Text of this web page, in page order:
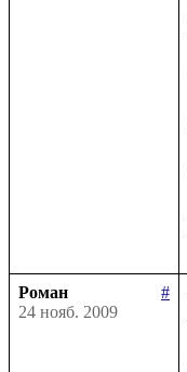
Роман
#
24 нояб. 2009